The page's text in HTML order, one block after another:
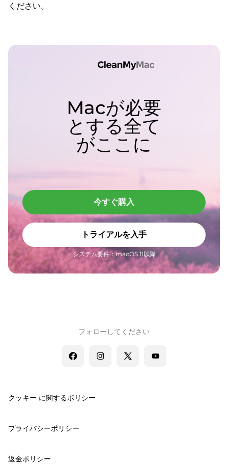
ください。
Macが必要
とする全て
がここに
今すぐ購入
トライアルを入手
システム要件：macOS 11以降
クッキー に関するポリシー
プライバシーポリシー
返金ポリシー
フォローしてください